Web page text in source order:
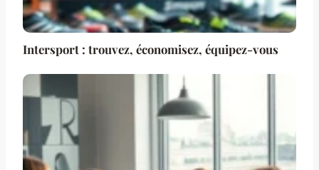
Intersport : trouvez, économisez, équipez-vous